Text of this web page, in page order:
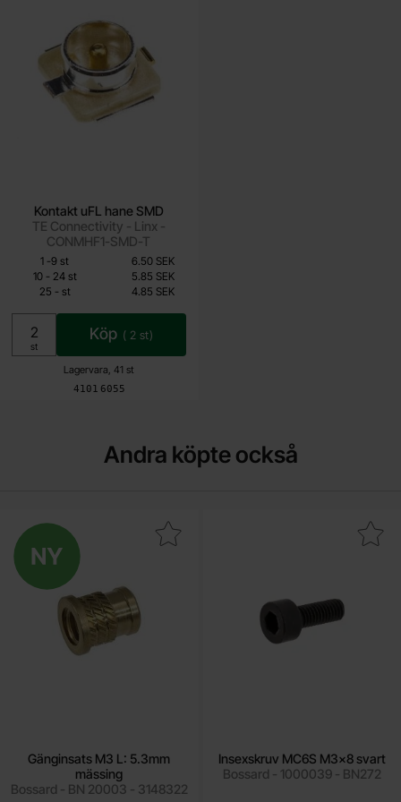
Kontakt uFL hane SMD
TE Connectivity - Linx -
CONMHF1-SMD-T
Art. nr
4101 6055
Lagervara, 41 st
4.85 SEK
Inklusive 25% moms
Enhet:
st
Köp ( 2 st)
Mängdrabatt
Pris /st
1 -till
9 st
6.50 SEK
10 -till24 st
5.85 SEK
25 -tillst 4.85 SEK
Andra köpte också
Ny
Gänginsats M3 L: 5.3mm
mässing
Bossard - BN 20003 - 3148322
Makera gänginsats M3 L: 5.3mm mässing som favorit
Insexskruv MC6S M3x8 svart
Bossard - 1000039 - BN272
Makera insexskruv MC6S